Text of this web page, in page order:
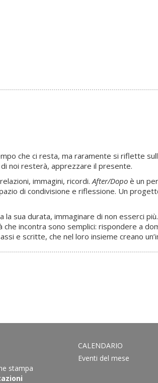
che ci resta, ma raramente si riflette
noi resterà, apprezzare il presente.
immagini, ricordi.After/Dopo è un
di condivisione e riflessione. Un
la sua durata, immaginare di non esserci
incontra sono semplici: rispondere a
e scritte, che nel loro insieme creano
stampa
CALENDARIO
Eventi del mese